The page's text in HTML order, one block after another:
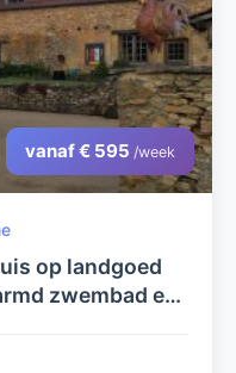
vanaf € 595 /week
op landgoed
zwembad en